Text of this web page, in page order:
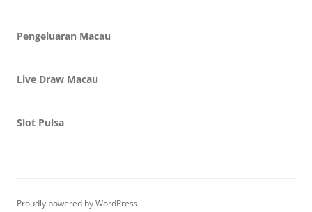
Pengeluaran Macau
Live Draw Macau
Slot Pulsa
Proudly powered by WordPress